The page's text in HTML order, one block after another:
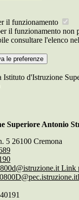
il funzionamento
il funzionamento non
consultare l'elenco
le preferenze
Istituto d'Istruzione
Superiore Antonio
5 26100 Cremona
Link